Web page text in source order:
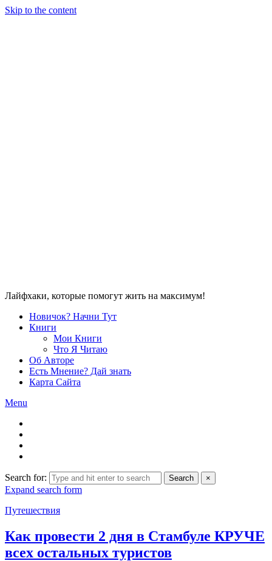
Skip to the content
Лайфхаки, которые помогут жить на максимум!
Новичок? Начни Тут
Книги
Мои Книги
Что Я Читаю
Об Авторе
Есть Мнение? Дай знать
Карта Сайта
Menu
Search for: Search ×
Expand search form
Путешествия
Как провести 2 дня в Стамбуле КРУЧЕ
всех остальных туристов